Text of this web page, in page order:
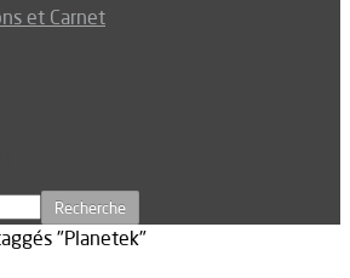
et Carnet
"Planetek"